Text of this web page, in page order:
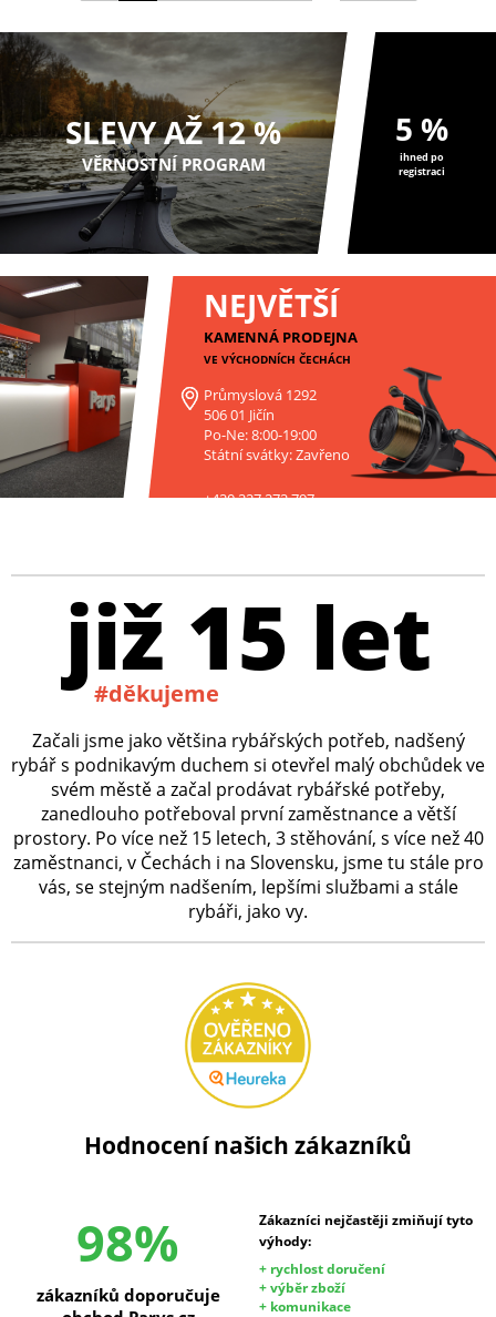
SLEVY AŽ 12 %
VĚRNOSTNÍ PROGRAM
5 %
ihned po
registraci
NEJVĚTŠÍ
KAMENNÁ PRODEJNA
VE VÝCHODNÍCH ČECHÁCH
Průmyslová 1292
506 01 Jičín
Po-Ne: 8:00-19:00
Státní svátky: Zavřeno
+420 227 272 797
již 15 let
#děkujeme
Začali jsme jako většina rybářských potřeb, nadšený
rybář s podnikavým duchem si otevřel malý obchůdek ve
svém městě a začal prodávat rybářské potřeby,
zanedlouho potřeboval první zaměstnance a větší
prostory. Po více než 15 letech, 3 stěhování, s více než 40
zaměstnanci, v Čechách i na Slovensku, jsme tu stále pro
vás, se stejným nadšením, lepšími službami a stále
rybáři, jako vy.
Hodnocení našich zákazníků
98%
Zákazníci nejčastěji zmiňují tyto
výhody:
+ rychlost doručení
+ výběr zboží
+ komunikace
zákazníků doporučuje